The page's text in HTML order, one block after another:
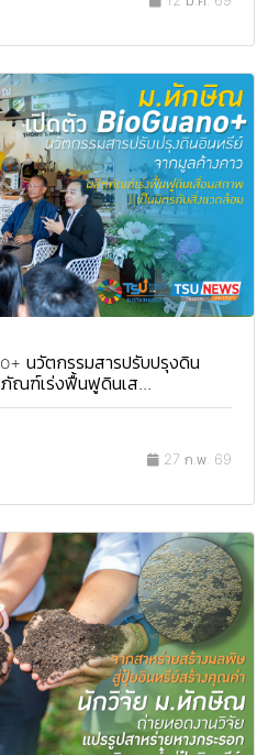
นวัตกรรมสารปรับปรุงดิน
ณฑ์เร่งฟื้นฟูดินเส...
27 ก.พ. 69